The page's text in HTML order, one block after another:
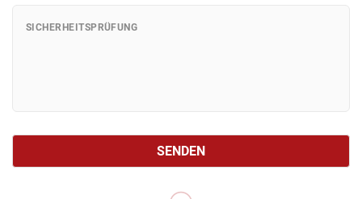
SICHERHEITSPRÜFUNG